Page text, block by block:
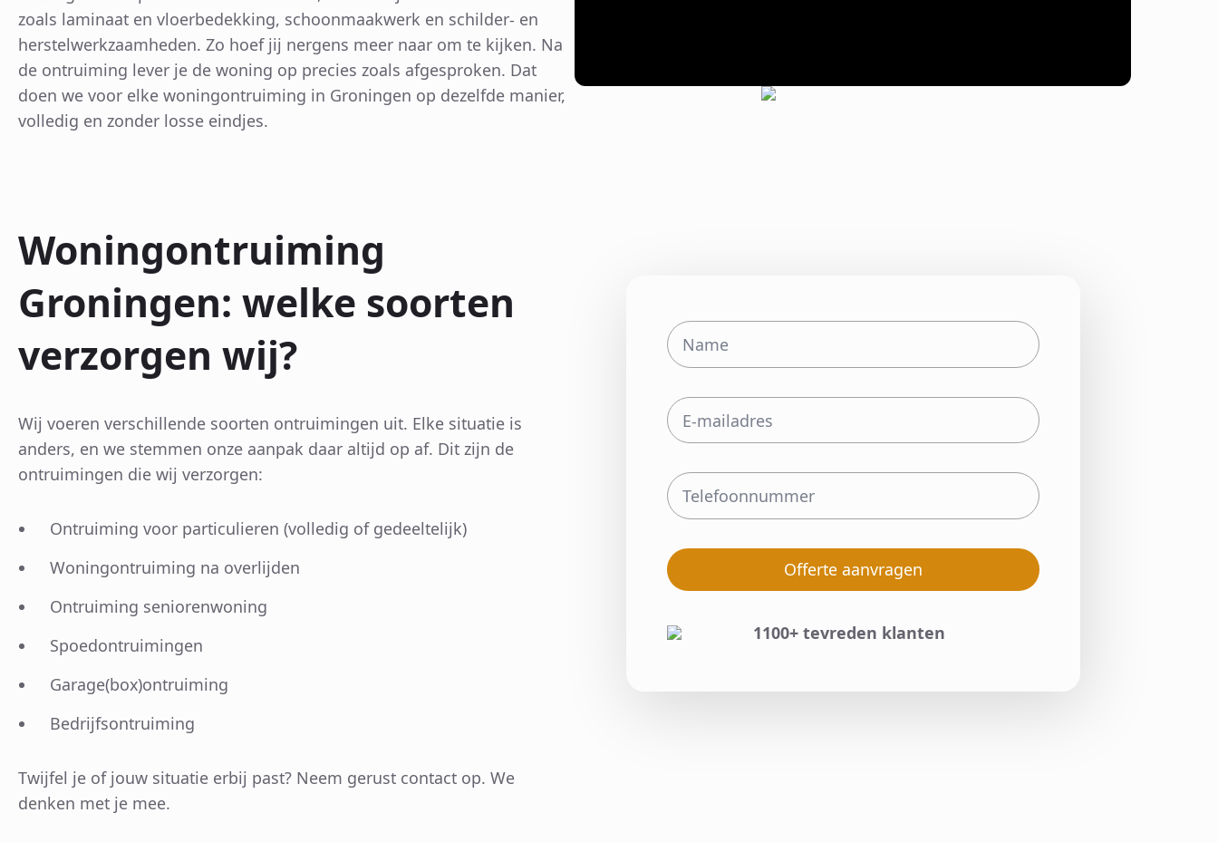
zoals laminaat en vloerbedekking, schoonmaakwerk en schilder- en
herstelwerkzaamheden. Zo hoef jij nergens meer naar om te kijken. Na
de ontruiming lever je de woning op precies zoals afgesproken. Dat
doen we voor elke woningontruiming in Groningen op dezelfde manier,
volledig en zonder losse eindjes.
Woningontruiming
Groningen: welke soorten
verzorgen wij?
Wij voeren verschillende soorten ontruimingen uit. Elke situatie is
anders, en we stemmen onze aanpak daar altijd op af. Dit zijn de
ontruimingen die wij verzorgen:
Ontruiming voor particulieren (volledig of gedeeltelijk)
Woningontruiming na overlijden
Ontruiming seniorenwoning
Spoedontruimingen
Garage(box)ontruiming
Bedrijfsontruiming
Twijfel je of jouw situatie erbij past? Neem gerust contact op. We
denken met je mee.
Offerte aanvragen
1100+ tevreden klanten